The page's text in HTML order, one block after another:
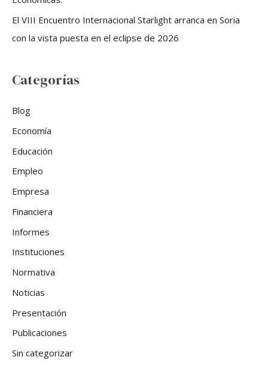
El VIII Encuentro Internacional Starlight arranca en Soria
con la vista puesta en el eclipse de 2026
Categorías
Blog
Economía
Educación
Empleo
Empresa
Financiera
Informes
Instituciones
Normativa
Noticias
Presentación
Publicaciones
Sin categorizar